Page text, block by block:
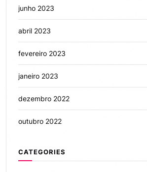
junho 2023
abril 2023
fevereiro 2023
janeiro 2023
dezembro 2022
outubro 2022
CATEGORIES